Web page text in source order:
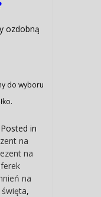
ozdobną
do wyboru
Posted in
na
na
na
,